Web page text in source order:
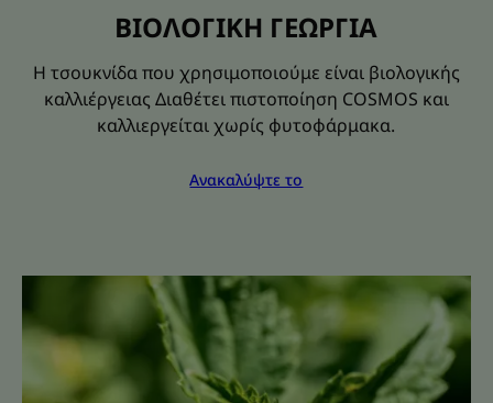
ΒΙΟΛΟΓΙΚΗ ΓΕΩΡΓΙΑ
Η τσουκνίδα που χρησιμοποιούμε είναι βιολογικής
καλλιέργειας Διαθέτει πιστοποίηση COSMOS και
καλλιεργείται χωρίς φυτοφάρμακα.
Ανακαλύψτε το